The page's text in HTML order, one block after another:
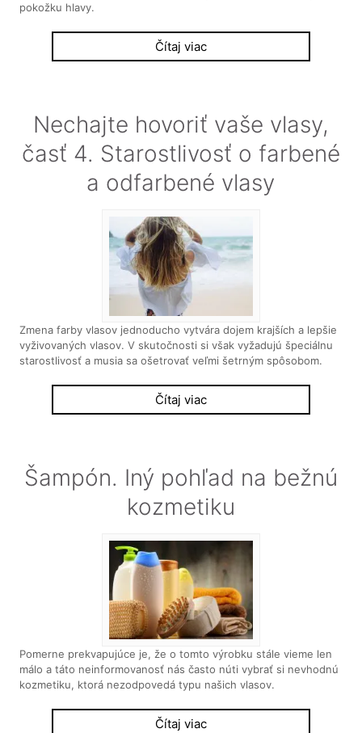
pokožku hlavy.
Čítaj viac
Nechajte hovoriť vaše vlasy,
časť 4. Starostlivosť o farbené
a odfarbené vlasy
Zmena farby vlasov jednoducho vytvára dojem krajších a lepšie
vyživovaných vlasov. V skutočnosti si však vyžadujú špeciálnu
starostlivosť a musia sa ošetrovať veľmi šetrným spôsobom.
Čítaj viac
Šampón. Iný pohľad na bežnú
kozmetiku
Pomerne prekvapujúce je, že o tomto výrobku stále vieme len
málo a táto neinformovanosť nás často núti vybrať si nevhodnú
kozmetiku, ktorá nezodpovedá typu našich vlasov.
Čítaj viac